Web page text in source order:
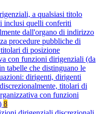
a qualsiasi titolo
inclusi quelli conferiti
dall'organo di indirizzo
procedure pubbliche di
di posizione
con funzioni dirigenziali (da
tabelle che distinguano le
dirigenti, dirigenti
titolari di
con funzioni
8